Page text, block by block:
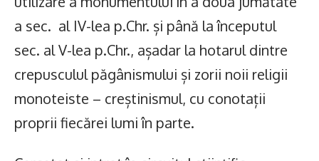
a sec. al IV-lea p.Chr. și până la începutul
sec. al V-lea p.Chr., așadar la hotarul dintre
crepusculul păgânismului și zorii noii religii
monoteiste – creștinismul, cu conotații
proprii fiecărei lumi în parte.